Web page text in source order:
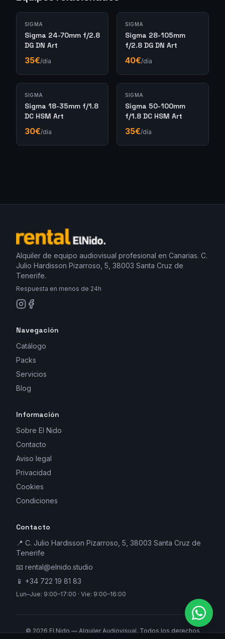
SIGMA
Sigma 24-70mm f/2.8
DG DN Art
35€/día
SIGMA
Sigma 28-105mm
f/2.8 DG DN Art
40€/día
SIGMA
Sigma 18-35mm f/1.8
DC HSM Art
30€/día
SIGMA
Sigma 50-100mm
f/1.8 DC HSM Art
35€/día
Alquiler de equipo audiovisual profesional en Canarias. C.
Julio Hardisson Pizarroso, 5, 38003 Santa Cruz de
Tenerife.
Respuesta en menos de 24h
Navegación
Catálogo
Packs
Servicios
Blog
Información
Sobre El Nido
Contacto
Aviso legal
Privacidad
Cookies
Condiciones
Contacto
📍 C. Julio Hardisson Pizarroso, 5, 38003 Santa Cruz de
Tenerife
📧 rental@elnido.studio
📱 +34 722 19 81 83
Lun–Jue: 9:00–17:00 · Vie: 9:00–16:00
© 2026 El Nido — Alquiler Audiovisual. Todos los derechos